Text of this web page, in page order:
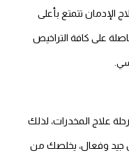
تتمتع بأعلى
على كافة التراخيص
علاج المخدرات، لذلك
جيد وفعال، يخلصك من